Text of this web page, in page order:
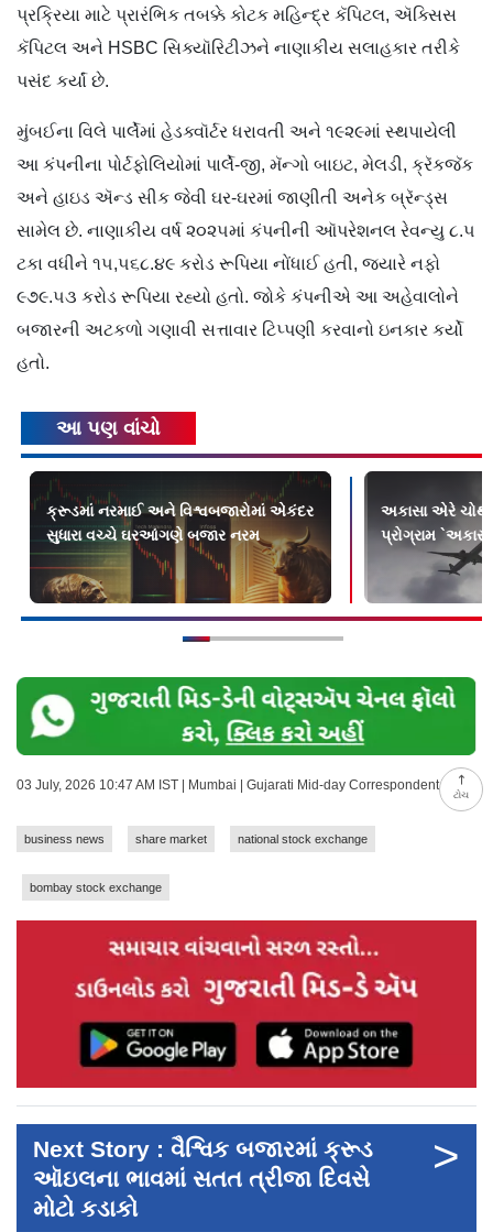
ટોચ
પ્રક્રિયા માટે પ્રારંભિક તબક્કે કોટક મહિન્દ્ર કૅપિટલ, ઍક્સિસ
કૅપિટલ અને HSBC સિક્યૉરિટીઝને નાણાકીય સલાહકાર તરીકે
પસંદ કર્યાં છે.
મુંબઈના વિલે પાર્લેમાં હેડક્વૉર્ટર ધરાવતી અને ૧૯૨૯માં સ્થપાયેલી
આ કંપનીના પોર્ટફોલિયોમાં પાર્લે-જી, મૅન્ગો બાઇટ, મેલડી, ક્રૅકજૅક
અને હાઇડ ઍન્ડ સીક જેવી ઘર-ઘરમાં જાણીતી અનેક બ્રૅન્ડ્સ
સામેલ છે. નાણાકીય વર્ષ ૨૦૨૫માં કંપનીની ઑપરેશનલ રેવન્યુ ૮.૫
ટકા વધીને ૧૫,૫૬૮.૪૯ કરોડ રૂપિયા નોંધાઈ હતી, જ્યારે નફો
૯૭૯.૫૩ કરોડ રૂપિયા રહ્યો હતો. જોકે કંપનીએ આ અહેવાલોને
બજારની અટકળો ગણાવી સત્તાવાર ટિપ્પણી કરવાનો ઇનકાર કર્યો
હતો.
આ પણ વાંચો
ક્રૂડમાં નરમાઈ અને વિશ્વબજારોમાં એકંદર
સુધારા વચ્ચે ઘરઆંગણે બજાર નરમ
અકાસા એરે ચોથી
પ્રોગ્રામ
03 July, 2026 10:47 AM IST | Mumbai | Gujarati Mid-day Correspondent
business news share market national stock exchange
bombay stock exchange
Next Story : વૈશ્વિક બજારમાં ક્રૂડ
ઑઇલના ભાવમાં સતત ત્રીજા દિવસે
મોટો કડાકો
>